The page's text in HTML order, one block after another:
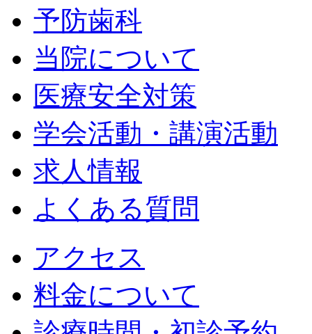
予防歯科
当院について
医療安全対策
学会活動・講演活動
求人情報
よくある質問
アクセス
料金について